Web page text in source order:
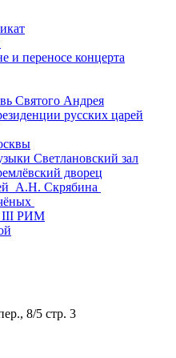
и переносе концерта
Святого Андрея
русских царей
Светлановский зал
дворец
А.Н. Скрябина
III РИМ
8/5 стр. 3